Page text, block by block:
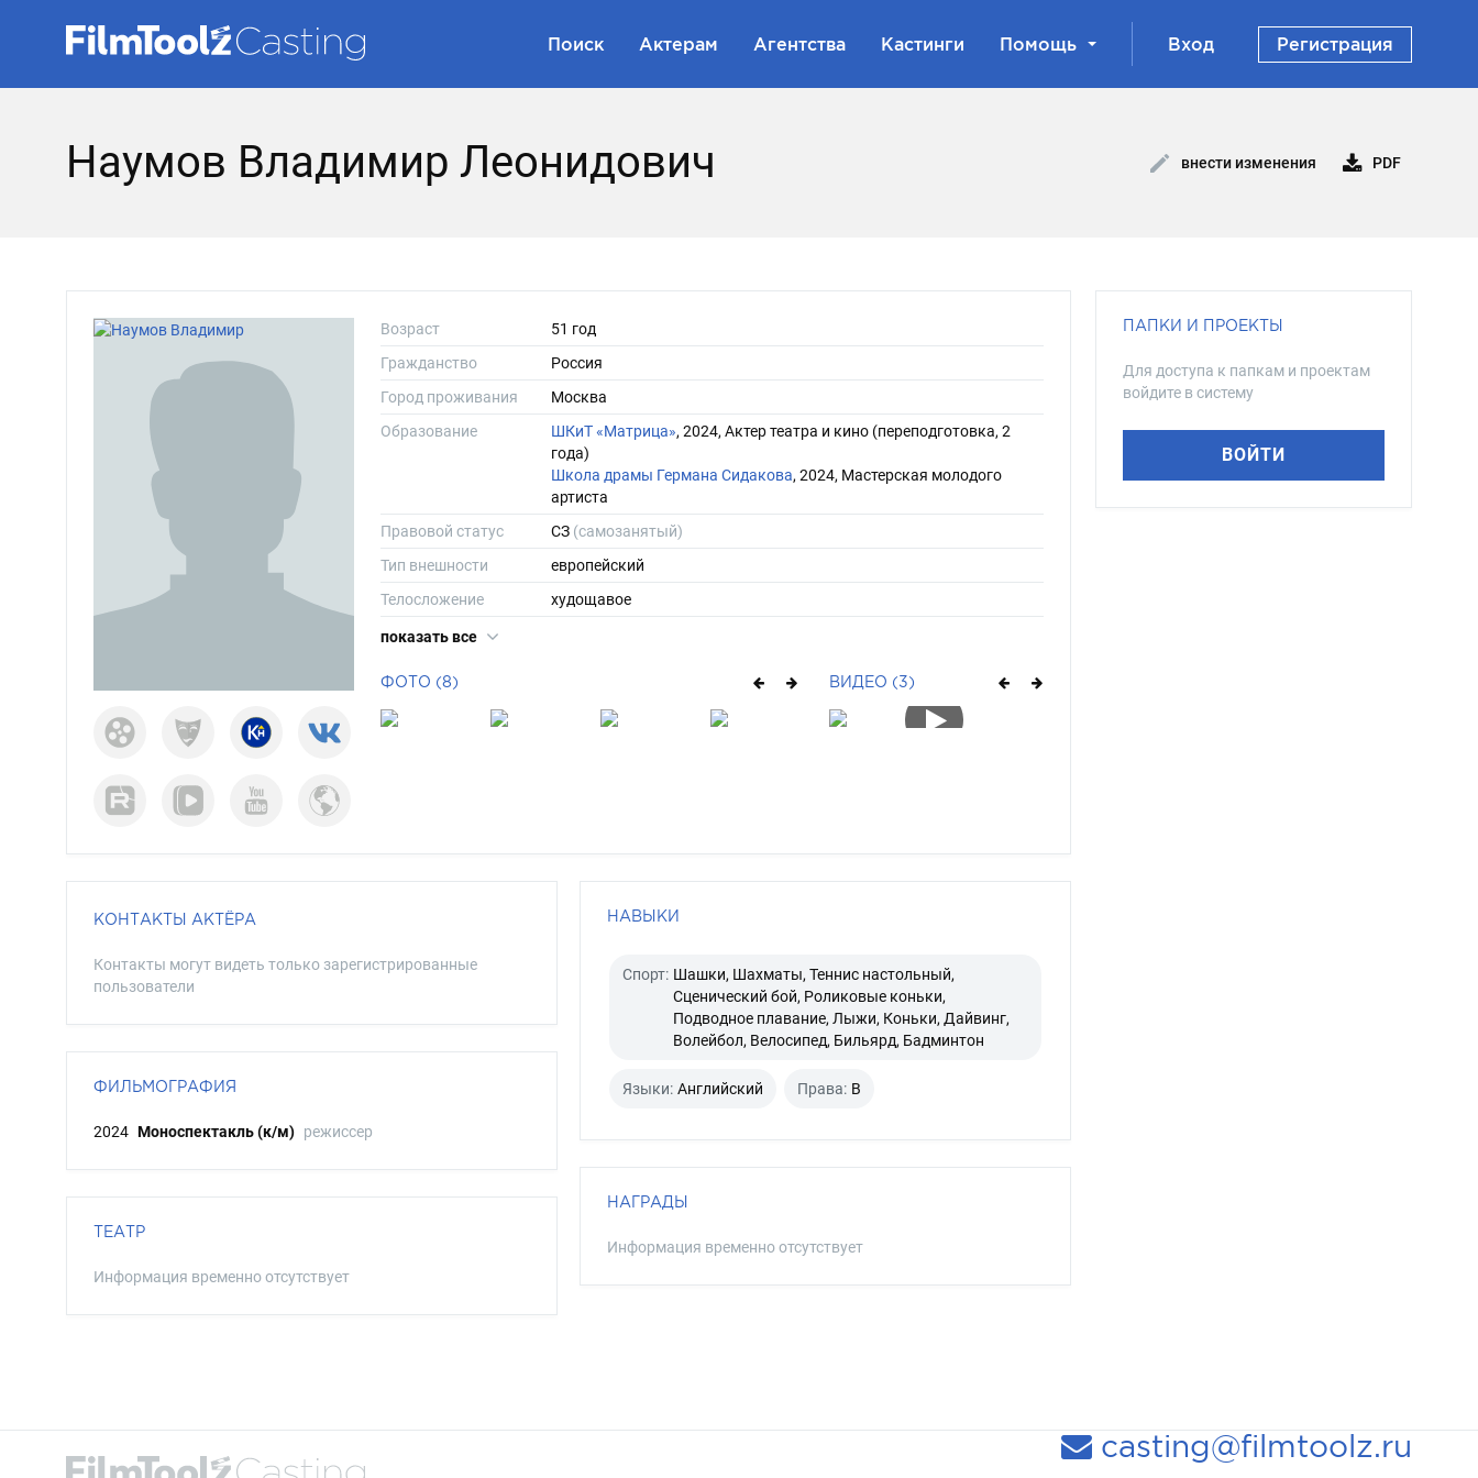
Поиск Актерам Агентства Кастинги Помощь Вход Регистрация
Наумов Владимир Леонидович внести изменения PDF
Возраст
51 год
Гражданство
Россия
Город проживания
Москва
Образование
ШКиТ «Матрица», 2024, Актер театра и кино (переподготовка, 2
года)
Школа драмы Германа Сидакова, 2024, Мастерская молодого
артиста
Правовой статус
СЗ (самозанятый)
Тип внешности
европейский
Телосложение
худощавое
Особенности
показать все
ФОТО (8) ВИДЕО (3)
КОНТАКТЫ АКТЁРА
Контакты могут видеть только зарегистрированные
пользователи
ФИЛЬМОГРАФИЯ
2024 Моноспектакль (к/м) режиссер
ТЕАТР
Информация временно отсутствует
НАВЫКИ
Спорт: Шашки, Шахматы, Теннис настольный,
Сценический бой, Роликовые коньки,
Подводное плавание, Лыжи, Коньки, Дайвинг,
Волейбол, Велосипед, Бильярд, Бадминтон
Языки: Английский Права: B
НАГРАДЫ
Информация временно отсутствует
ПАПКИ И ПРОЕКТЫ
Для доступа к папкам и проектам
войдите в систему
ВОЙТИ
casting@filmtoolz.ru